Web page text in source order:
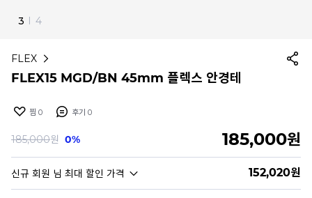
4 I 4
FLEX
FLEX15 MGD/BN 45mm 플렉스 안경테
찜 0 후기 0
185,000원 0% 185,000원
신규 회원 님 최대 할인 가격 152,020원